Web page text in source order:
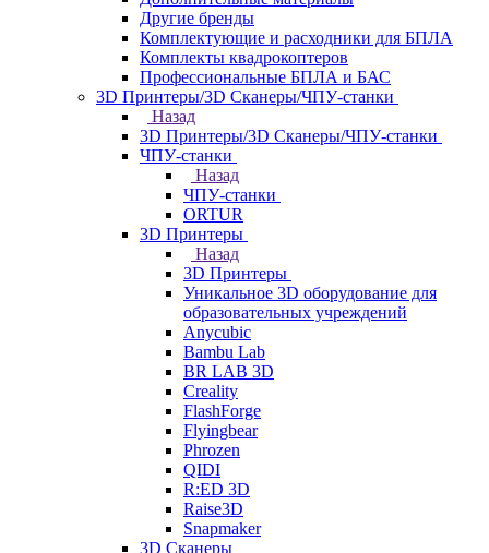
Другие бренды
Комплектующие и расходники для БПЛА
Комплекты квадрокоптеров
Профессиональные БПЛА и БАС
3D Принтеры/3D Сканеры/ЧПУ-станки
Назад
3D Принтеры/3D Сканеры/ЧПУ-станки
ЧПУ-станки
Назад
ЧПУ-станки
ORTUR
3D Принтеры
Назад
3D Принтеры
Уникальное 3D оборудование для
образовательных учреждений
Anycubic
Bambu Lab
BR LAB 3D
Creality
FlashForge
Flyingbear
Phrozen
QIDI
R:ED 3D
Raise3D
Snapmaker
3D Сканеры